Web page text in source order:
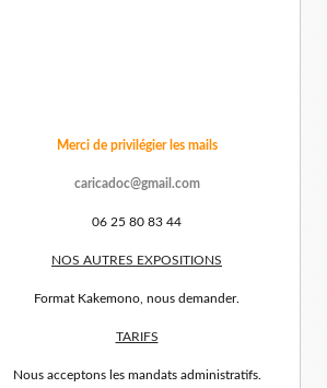
Merci de privilégier les mails
caricadoc@gmail.com
06 25 80 83 44
NOS AUTRES EXPOSITIONS
Format Kakemono, nous demander.
TARIFS
Nous acceptons les mandats administratifs.